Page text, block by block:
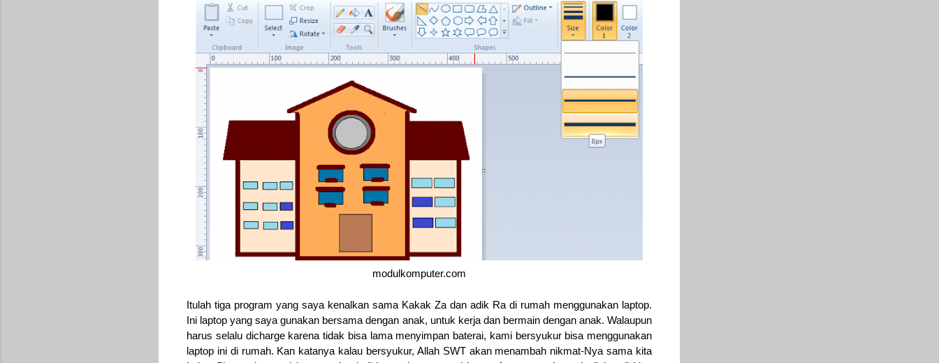
modulkomputer.com
Itulah tiga program yang saya kenalkan sama Kakak Za dan adik Ra di rumah menggunakan laptop.
Ini laptop yang saya gunakan bersama dengan anak, untuk kerja dan bermain dengan anak. Walaupun
harus selalu dicharge karena tidak bisa lama menyimpan baterai, kami bersyukur bisa menggunakan
laptop ini di rumah. Kan katanya kalau bersyukur, Allah SWT akan menambah nikmat-Nya sama kita